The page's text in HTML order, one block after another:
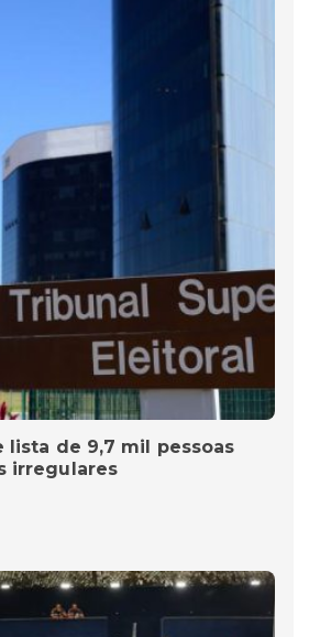
lista de 9,7 mil pessoas
irregulares